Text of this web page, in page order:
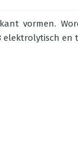
vormen.